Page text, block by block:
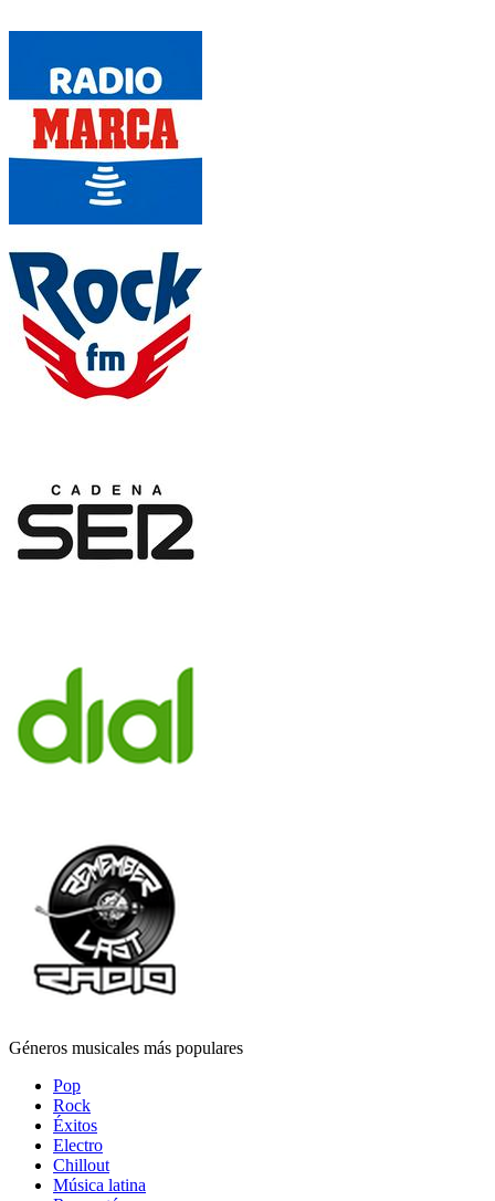
Géneros musicales más populares
Pop
Rock
Éxitos
Electro
Chillout
Música latina